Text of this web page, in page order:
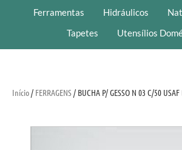
Ferramentas
Hidráulicos
Tapetes
Utensílios
Início/ FERRAGENS/ BUCHA P/ GESSO N 03 C/50 USAF